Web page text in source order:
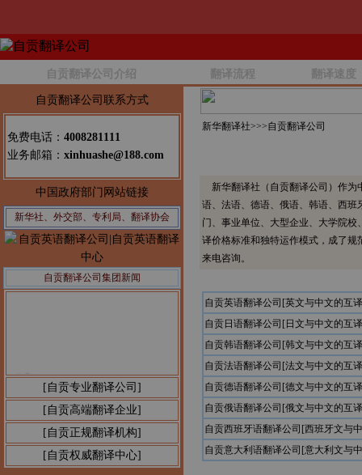
自贡翻译公司介绍 翻译流程 翻译速度
自贡翻译公司联系方式
免费电话： 4008281111
业务邮箱： xinhuashe@188.com
中国政府部门网站链接
新华社、外交部、专利局、翻译协会
自贡翻译公司集团新闻
[自贡专业翻译公司]
[自贡高端翻译企业]
[自贡正规翻译机构]
[自贡权威翻译中心]
新华翻译社>>>自贡翻译公司
新华翻译社（自贡翻译公司）作为
语、法语、德语、俄语、韩语、西
门、事业单位、大型企业、大学院
译价格标准和独特运作模式，成了
来电咨询。
自贡英语翻译公司[英文与中文的互
自贡日语翻译公司[日文与中文的互
自贡韩语翻译公司[韩文与中文的互
自贡法语翻译公司[法文与中文的互
自贡德语翻译公司[德文与中文的互
自贡俄语翻译公司[俄文与中文的互
自贡西班牙语翻译公司[西班牙文与
自贡意大利语翻译公司[意大利文与